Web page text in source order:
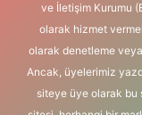
ve İletişim Kurumu
olarak hizmet
olarak denetleme
Ancak, üyelerimiz
siteye üye olarak bu